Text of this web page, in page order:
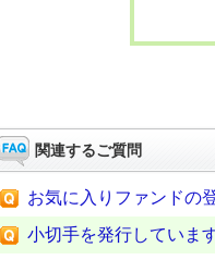
関連するご質問
お気に入りファンドの
小切手を発行していま